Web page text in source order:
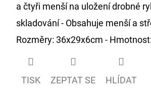
a čtyři menší na uložení drobné
skladování - Obsahuje menší a
Rozměry: 36x29x6cm -
TISK ZEPTAT SE HLÍDAT